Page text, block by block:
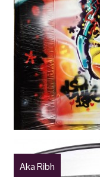
Aka Ribh